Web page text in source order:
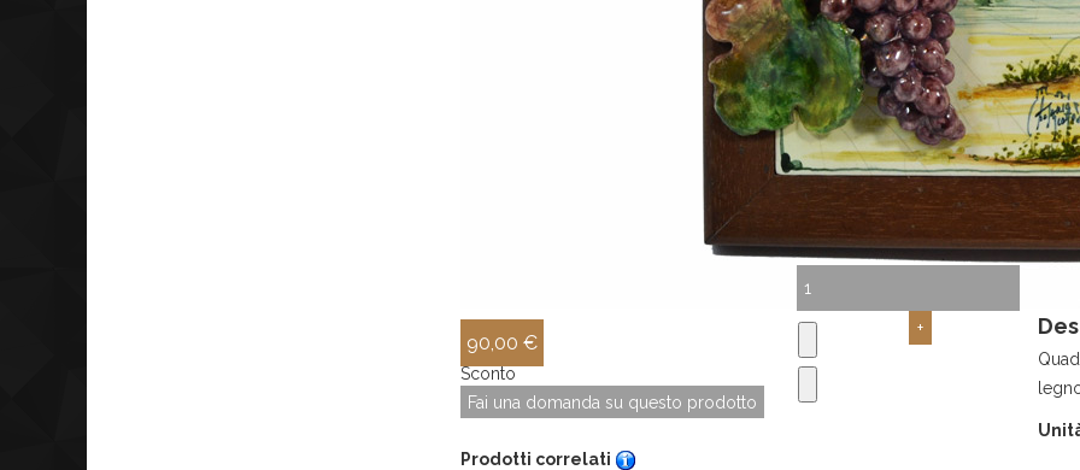
90,00 €
Sconto
Fai una domanda su questo prodotto
Prodotti correlati